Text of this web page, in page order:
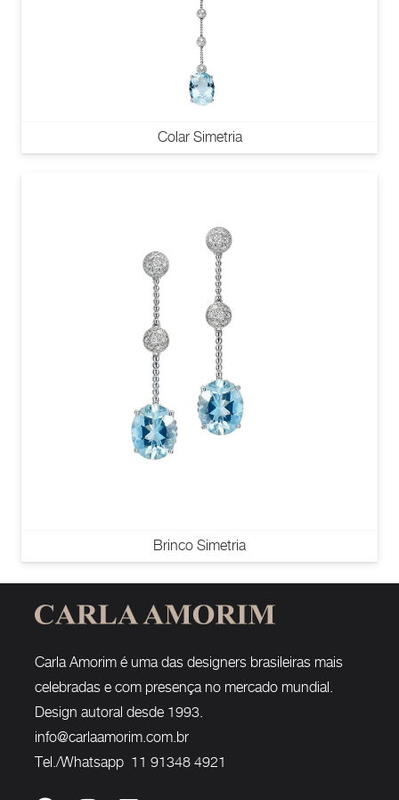
Colar Simetria
Brinco Simetria
Carla Amorim é uma das designers brasileiras mais
celebradas e com presença no mercado mundial.
Design autoral desde 1993.
info@carlaamorim.com.br
Tel./Whatsapp 11 91348 4921